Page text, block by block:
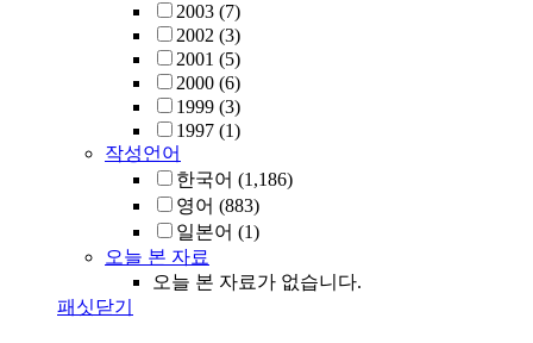
2003 (7)
2002 (3)
2001 (5)
2000 (6)
1999 (3)
1997 (1)
작성언어
한국어 (1,186)
영어 (883)
일본어 (1)
오늘 본 자료
오늘 본 자료가 없습니다.
패싯닫기